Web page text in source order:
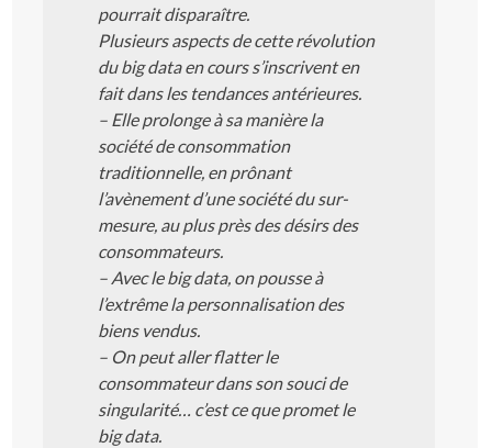
pourrait disparaître.
Plusieurs aspects de cette révolution
du big data en cours s’inscrivent en
fait dans les tendances antérieures.
– Elle prolonge à sa manière la
société de consommation
traditionnelle, en prônant
l’avènement d’une société du sur-
mesure, au plus près des désirs des
consommateurs.
– Avec le big data, on pousse à
l’extrême la personnalisation des
biens vendus.
– On peut aller flatter le
consommateur dans son souci de
singularité… c’est ce que promet le
big data.